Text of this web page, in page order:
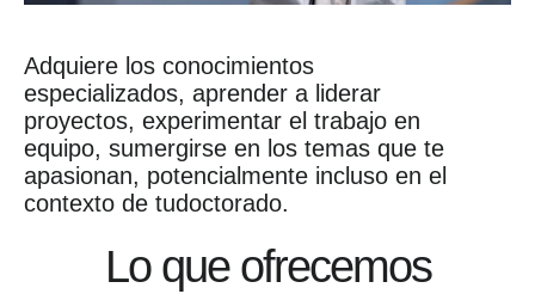
Adquiere los conocimientos
especializados, aprender a liderar
proyectos, experimentar el trabajo en
equipo, sumergirse en los temas que te
apasionan, potencialmente incluso en el
contexto de tudoctorado.
Lo que ofrecemos